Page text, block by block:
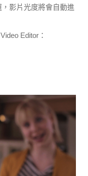
影片光度將會自動進
Editor：